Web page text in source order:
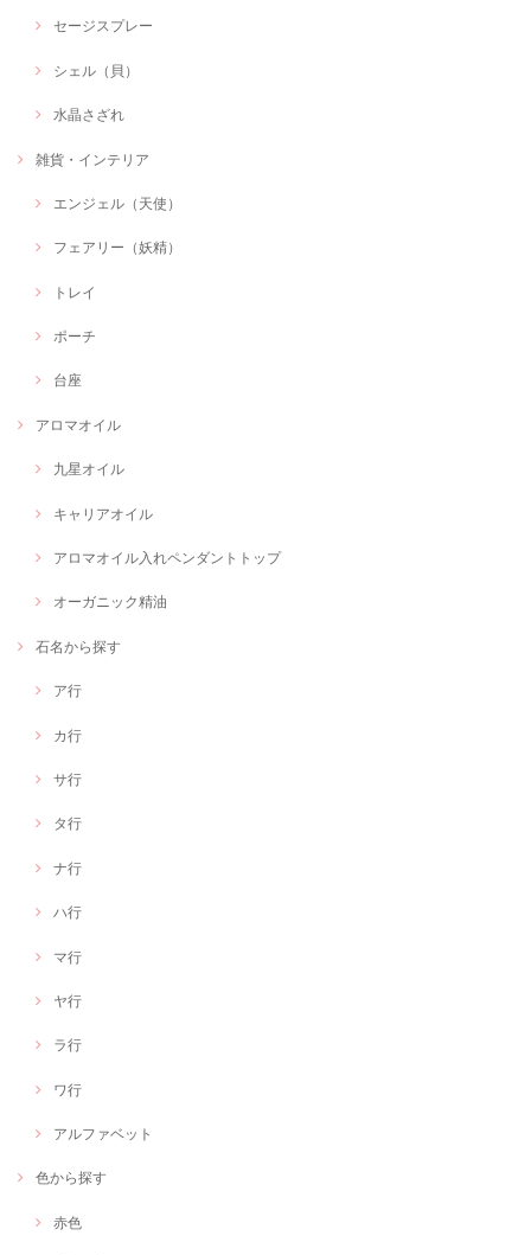
セージスプレー
シェル（貝）
水晶さざれ
雑貨・インテリア
エンジェル（天使）
フェアリー（妖精）
トレイ
ポーチ
台座
アロマオイル
九星オイル
キャリアオイル
アロマオイル入れペンダントトップ
オーガニック精油
石名から探す
ア行
カ行
サ行
タ行
ナ行
ハ行
マ行
ヤ行
ラ行
ワ行
アルファベット
色から探す
赤色